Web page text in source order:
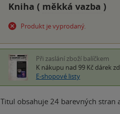
Kniha ( měkká vazba )
Produkt je vyprodaný.
Při zaslání zboží balíčkem
K nákupu nad 99 Kč dárek
E-shopové listy
Titul obsahuje 24 barevných stran